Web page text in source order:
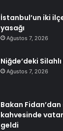
İstanbul’un iki
yasağı
Ağustos 7, 2026
Niğde’deki Silahlı
Ağustos 7, 2026
Bakan
kahvesinde
geldi